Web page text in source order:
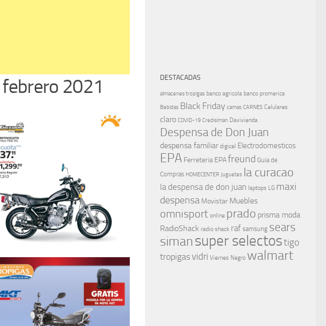
2021 DESTACADAS
almacenes tropigas banco agricola banco promerica
Bebidas Black Friday camas CARNES Celulares
claro COVID-19 Credisiman Davivienda
Despensa de Don Juan
despensa familiar digicel Electrodomesticos
EPA Ferreteria EPAfreund Guia de
Compras HOMECENTER Juguetes la curacao
la despensa de don juan laptops LG maxi
despensa Movistar Muebles
omnisport online prado prisma moda
RadioShack radio shack raf samsung sears
simansuper selectostigo
tropigasvidri Viernes Negro walmart